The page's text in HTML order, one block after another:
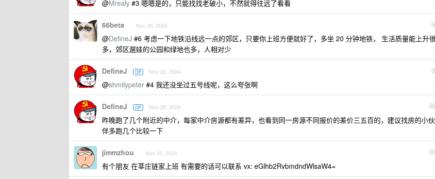
@Mrealy #3 嗯嗯是的，只能找找老破小，不然就得往远了看看
8
66beta Nov 20, 2024
@DefineJ #6 考虑一下地铁沿线远一点的郊区，只要你上班方便就好了，多坐 20 分钟地铁， 生活质量能上升很
多，郊区遛娃的公园和绿地也多，人相对少
9
DefineJ OP Nov 20, 2024
@shmilypeter #4 我还没坐过五号线呢，这么夸张啊
10
DefineJ OP Nov 20, 2024
昨晚跑了几个附近的中介，每家中介房源都有差异，也看到同一房源不同报价的差价三五百的，建议找房的小伙
伴多跑几个比较一下
11
jimmzhou Nov 20, 2024
有个朋友 在莘庄链家上班 有需要的话可以联系 vx: eGlhb2RvbmdndWlsaW4=